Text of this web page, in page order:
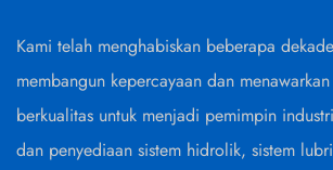
Kami telah menghabiskan beberapa
membangun kepercayaan dan
berkualitas untuk menjadi pemimpin
dan penyediaan sistem hidrolik, sistem